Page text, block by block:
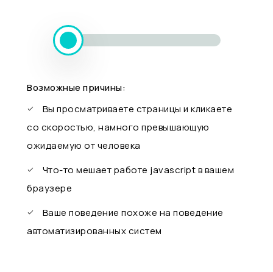
Возможные причины:
Вы просматриваете страницы и кликаете
со скоростью, намного превышающую
ожидаемую от человека
Что-то мешает работе javascript в вашем
браузере
Ваше поведение похоже на поведение
автоматизированных систем